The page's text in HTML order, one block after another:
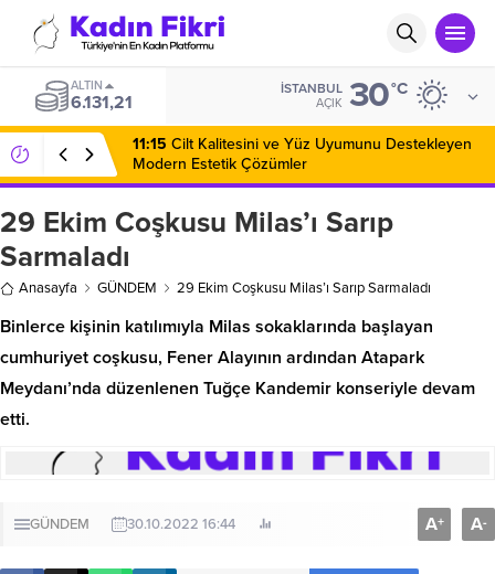
ALTIN
6.131,21
İSTANBUL
AÇIK 30°C
11:15 Cilt Kalitesini ve Yüz Uyumunu Destekleyen
Modern Estetik Çözümler
29 Ekim Coşkusu Milas’ı Sarıp
Sarmaladı
Anasayfa GÜNDEM 29 Ekim Coşkusu Milas’ı Sarıp Sarmaladı
Binlerce kişinin katılımıyla Milas sokaklarında başlayan
cumhuriyet coşkusu, Fener Alayının ardından Atapark
Meydanı’nda düzenlenen Tuğçe Kandemir konseriyle devam
etti.
GÜNDEM 30.10.2022 16:44 A+ A-